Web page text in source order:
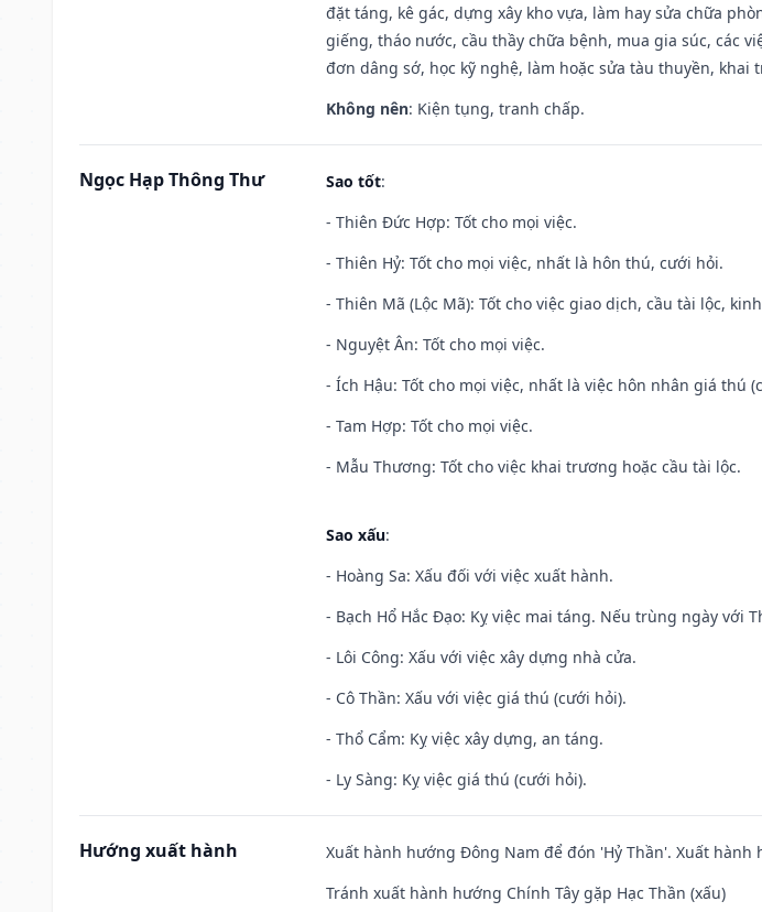
đặt táng, kê gác, dựng xây kho vựa, làm hay sửa chữa
giếng, tháo nước, cầu thầy chữa bệnh, mua gia súc, các
đơn dâng sớ, học kỹ nghệ, làm hoặc sửa tàu thuyền,
Không nên: Kiện tụng, tranh chấp.
Ngọc Hạp Thông Thư Sao tốt:
- Thiên Đức Hợp: Tốt cho mọi việc.
- Thiên Hỷ: Tốt cho mọi việc, nhất là hôn thú, cưới hỏi.
- Thiên Mã (Lộc Mã): Tốt cho việc giao dịch, cầu tài lộc,
- Nguyệt Ân: Tốt cho mọi việc.
- Ích Hậu: Tốt cho mọi việc, nhất là việc hôn nhân giá thú
- Tam Hợp: Tốt cho mọi việc.
- Mẫu Thương: Tốt cho việc khai trương hoặc cầu tài lộc.
Sao xấu:
- Hoàng Sa: Xấu đối với việc xuất hành.
- Bạch Hổ Hắc Đạo: Kỵ việc mai táng. Nếu trùng ngày với
- Lôi Công: Xấu với việc xây dựng nhà cửa.
- Cô Thần: Xấu với việc giá thú (cưới hỏi).
- Thổ Cẩm: Kỵ việc xây dựng, an táng.
- Ly Sàng: Kỵ việc giá thú (cưới hỏi).
Hướng xuất hành
Xuất hành hướng Đông Nam để đón 'Hỷ Thần'. Xuất hành
Tránh xuất hành hướng Chính Tây gặp Hạc Thần (xấu)